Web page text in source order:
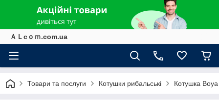
ＡＬcｏｍ.com.ua
Товари та послуги Котушки рибальські Котушка